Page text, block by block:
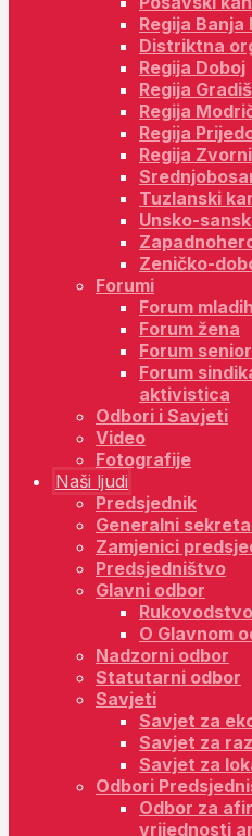
Regija Banja
Distriktna
Regija Doboj
Regija
Regija
Regija
Regija
Tuzlanski
Unsko-
Zeničko-
Forumi
Forum mladih
Forum žena
Forum
Forum
aktivistica
Odbori i Savjeti
Video
Fotografije
Naši ljudi
Predsjednik
Generalni
Zamjenici
Predsjedništvo
Glavni odbor
O Glavnom
Nadzorni odbor
Statutarni odbor
Savjeti
Savjet za
Savjet za
Savjet za
Odbori
Odbor za
vrijednosti